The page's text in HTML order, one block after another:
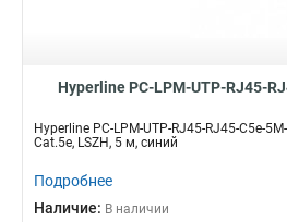
Hyperline PC-LPM-UTP-RJ45-
Hyperline PC-LPM-UTP-RJ45-RJ45-C5e-
Cat.5е, LSZH, 5 м, синий
Подробнее
Наличие: В наличии